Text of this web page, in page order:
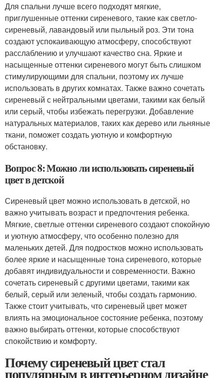
Для спальни лучше всего подходят мягкие,
приглушенные оттенки сиреневого, такие как светло-
сиреневый, лавандовый или пыльный роз. Эти тона
создают успокаивающую атмосферу, способствуют
расслаблению и улучшают качество сна. Яркие и
насыщенные оттенки сиреневого могут быть слишком
стимулирующими для спальни, поэтому их лучше
использовать в других комнатах. Также важно сочетать
сиреневый с нейтральными цветами, такими как белый
или серый, чтобы избежать перегрузки. Добавление
натуральных материалов, таких как дерево или льняные
ткани, поможет создать уютную и комфортную
обстановку.
Вопрос 8: Можно ли использовать сиреневый
цвет в детской
Сиреневый цвет можно использовать в детской, но
важно учитывать возраст и предпочтения ребенка.
Мягкие, светлые оттенки сиреневого создают спокойную
и уютную атмосферу, что особенно полезно для
маленьких детей. Для подростков можно использовать
более яркие и насыщенные тона сиреневого, которые
добавят индивидуальности и современности. Важно
сочетать сиреневый с другими цветами, такими как
белый, серый или зеленый, чтобы создать гармонию.
Также стоит учитывать, что сиреневый цвет может
влиять на эмоциональное состояние ребенка, поэтому
важно выбирать оттенки, которые способствуют
спокойствию и комфорту.
Почему сиреневый цвет стал
популярным в интерьерном дизайне